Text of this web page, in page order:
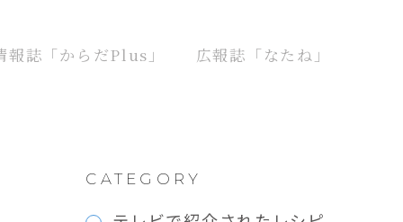
報誌 「からだPlus」 広報誌 「なたね」
CATEGORY